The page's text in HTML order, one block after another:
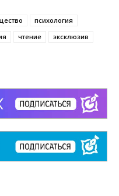
психология
чтение эксклюзив